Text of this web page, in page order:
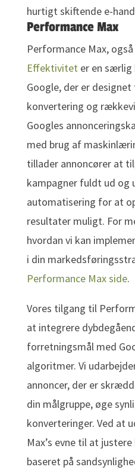
hurtigt skiftende e-
Performance Max
Performance Max,
Effektiviteter en særlig
Google, der er
konvertering og
Googles
med brug af
tillader annoncører at
kampagner fuldt ud
automatisering for at
resultater muligt. For
hvordan vi kan
i din
Performance Max side.
Vores tilgang til
at integrere
forretningsmål med
algoritmer. Vi
annoncer, der er
din målgruppe, øge
konverteringer. Ved at
Max’s evne til at
baseret på